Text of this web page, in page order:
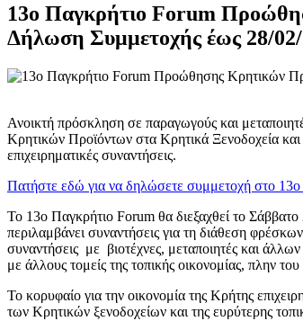
13ο Παγκρήτιο Forum
Δήλωση Συμμετοχής έως 28/
Ανοικτή πρόσκληση σε παραγωγούς και
Κρητικών Προϊόντων στα Κρητικά Ξενοδοχεία
επιχειρηματικές συναντήσεις.
Πατήστε εδώ για να δηλώσετε συμμετοχή στο
Το 13ο Παγκρήτιο Forum θα διεξαχθεί το
περιλαμβάνει συναντήσεις για τη διάθεση
συναντήσεις με βιοτέχνες, μεταποιητές και
με άλλους τομείς της τοπικής οικονομίας, πλην
Το κορυφαίο για την οικονομία της Κρήτης
των Κρητικών ξενοδοχείων και της ευρύτερης